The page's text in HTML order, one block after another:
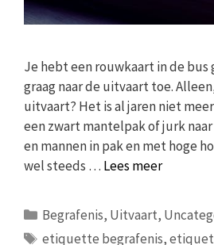
Je hebt een rouwkaart in de bus
graag naar de uitvaart toe.
uitvaart? Het is al jaren niet
een zwart mantelpak of jurk
en mannen in pak en met hoge
wel steeds … Lees meer
Categorieën
Begrafenis, Uitvaart,
Tags
etiquette begrafenis,